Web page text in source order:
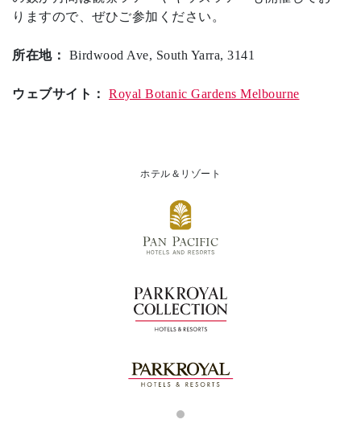
りますので、ぜひご参加ください。
所在地： Birdwood Ave, South Yarra, 3141
ウェブサイト： Royal Botanic Gardens Melbourne
ホテル＆リゾート